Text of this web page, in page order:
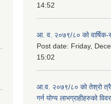
14:52
आ. व. २०७९/८० को वार्षिक-
Post date: Friday,
15:02
आ.व. २०७९/८० को तेश्रो
गर्न योग्य लाभग्राहीहरुको